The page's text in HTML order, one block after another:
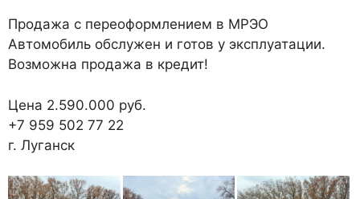
Продажа с переоформлением в МРЭО
Автомобиль обслужен и готов у эксплуатации.
Возможна продажа в кредит!
Цена 2.590.000 руб.
+7 959 502 77 22
г. Луганск